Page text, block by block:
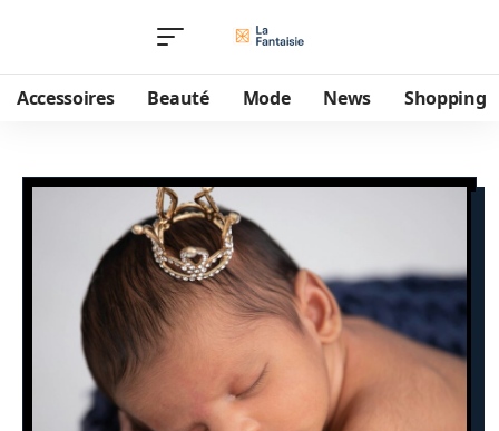
Accessoires Beauté Mode News Shopping